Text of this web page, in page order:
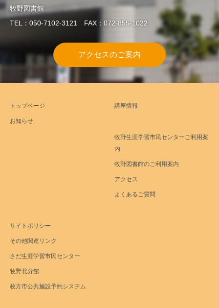
牧野図書館
TEL：050-7102-3121 FAX：072-855-1022
アクセスのご案内
トップページ
お知らせ
講座情報
牧野生涯学習市民センターご利用案
内
牧野図書館のご利用案内
アクセス
よくあるご質問
サイトポリシー
その他関連リンク
さだ生涯学習市民センター
牧野北分館
枚方市公共施設予約システム